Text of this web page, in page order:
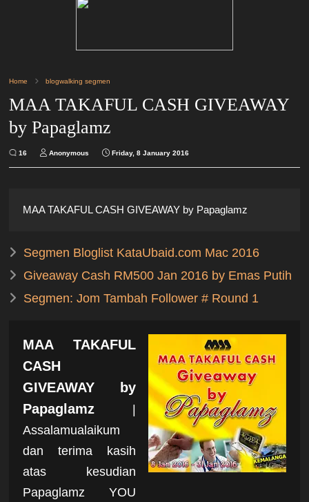
Home blogwalking segmen
MAA TAKAFUL CASH GIVEAWAY
by Papaglamz
16 Anonymous Friday, 8 January 2016
MAA TAKAFUL CASH GIVEAWAY by Papaglamz
Segmen Bloglist KataUbaid.com Mac 2016
Giveaway Cash RM500 Jan 2016 by Emas Putih
Segmen: Jom Tambah Follower # Round 1
MAA TAKAFUL
CASH
GIVEAWAY by
Papaglamz |
Assalamualaikum
dan terima kasih
atas kesudian
Papaglamz YOU